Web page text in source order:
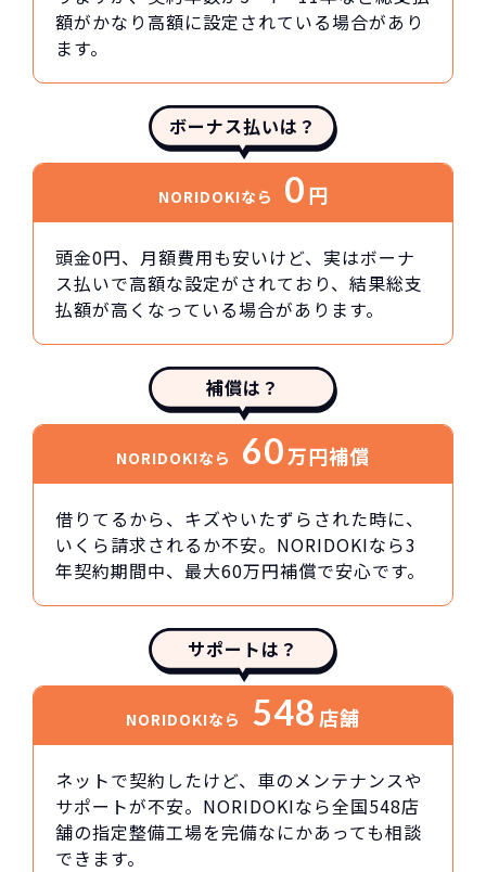
額がかなり高額に設定されている場合があり
ます。
ボーナス払いは？
NORIDOKIなら 0円
頭金0円、月額費用も安いけど、実はボーナ
ス払いで高額な設定がされており、結果総支
払額が高くなっている場合があります。
補償は？
NORIDOKIなら 60万円補償
借りてるから、キズやいたずらされた時に、
いくら請求されるか不安。NORIDOKIなら3
年契約期間中、最大60万円補償で安心です。
サポートは？
NORIDOKIなら 548 店舗
ネットで契約したけど、車のメンテナンスや
サポートが不安。NORIDOKIなら全国548店
舗の指定整備工場を完備なにかあっても相談
できます。